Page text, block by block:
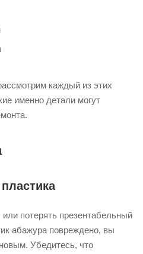
каждый из этих
именно детали могут
потерять презентабельный
абажура повреждено, вы
Убедитесь, что